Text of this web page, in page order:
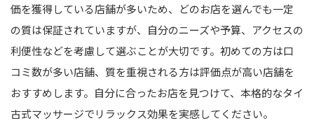
価を獲得している店舗が多いため、どのお店を選んでも一定
の質は保証されていますが、自分のニーズや予算、アクセスの
利便性などを考慮して選ぶことが大切です。初めての方は口
コミ数が多い店舗、質を重視される方は評価点が高い店舗を
おすすめします。自分に合ったお店を見つけて、本格的なタイ
古式マッサージでリラックス効果を実感してください。